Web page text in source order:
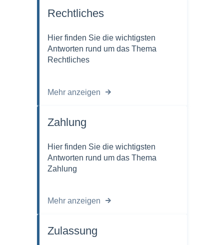
Rechtliches
Hier finden Sie die wichtigsten
Antworten rund um das Thema
Rechtliches
Mehr anzeigen
Zahlung
Hier finden Sie die wichtigsten
Antworten rund um das Thema
Zahlung
Mehr anzeigen
Zulassung